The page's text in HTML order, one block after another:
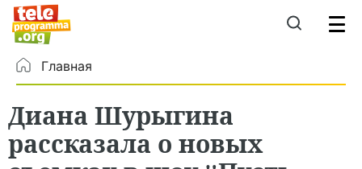
Главная
Диана Шурыгина
рассказала о новых